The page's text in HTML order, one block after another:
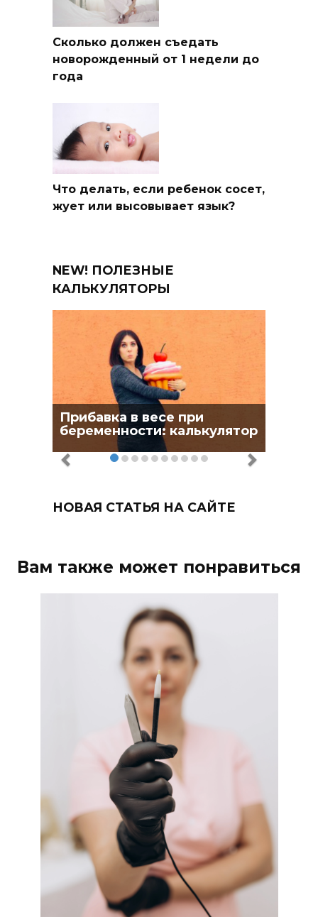
Сколько должен съедать
новорожденный от 1 недели до
года
Что делать, если ребенок сосет,
жует или высовывает язык?
NEW! ПОЛЕЗНЫЕ
КАЛЬКУЛЯТОРЫ
Прибавка в весе при
беременности: калькулятор
НОВАЯ СТАТЬЯ НА САЙТЕ
Вам также может понравиться